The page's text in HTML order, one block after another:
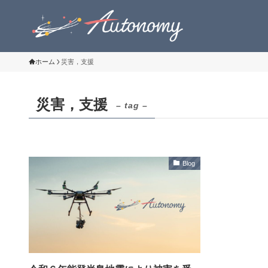
ホーム 災害，支援
災害，支援 – tag –
Blog